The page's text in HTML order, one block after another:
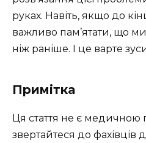
руках. Навіть, якщо до
важливо пам’ятати, що
ніж раніше. І це варте
Примітка
Ця стаття не є
звертайтеся до фахівців